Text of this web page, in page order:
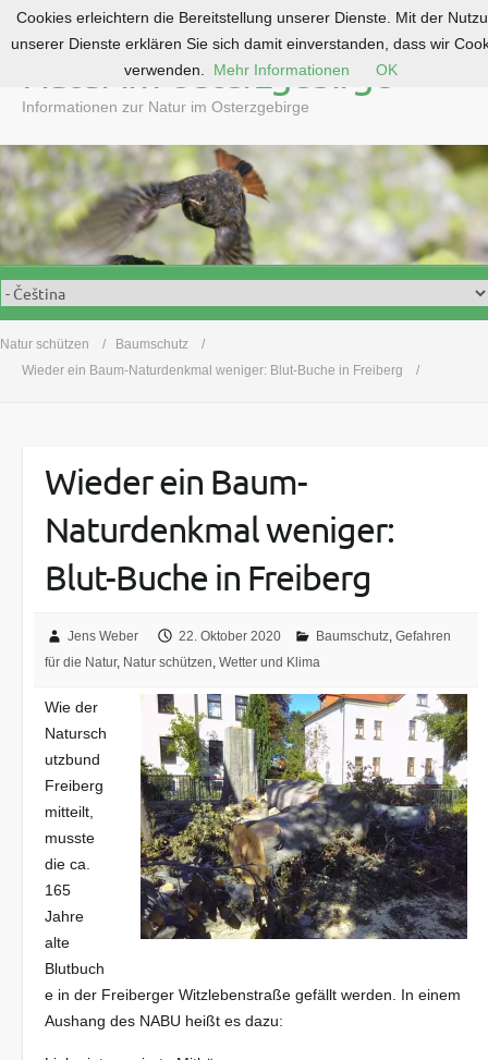
o
c
o
n
t
e
n
Natur im Osterzgebirge
Informationen zur Natur im Osterzgebirge
Natur schützen
Baumschutz
Wieder ein Baum-Naturdenkmal weniger: Blut-Buche in Freiberg
Wieder ein Baum-
Naturdenkmal weniger:
Blut-Buche in Freiberg
Jens Weber 22. Oktober 2020 Baumschutz,Gefahren
für die Natur, Natur schützen,Wetter und Klima
Wie der
Natursch
utzbund
Freiberg
mitteilt,
musste
die ca.
165
Jahre
alte
Blutbuch
e in der Freiberger Witzlebenstraße gefällt werden. In einem
Aushang des NABU heißt es dazu:
Cookies erleichtern die Bereitstellung unserer Dienste. Mit der
unserer Dienste erklären Sie sich damit einverstanden, dass wir
verwenden.
Mehr Informationen OK